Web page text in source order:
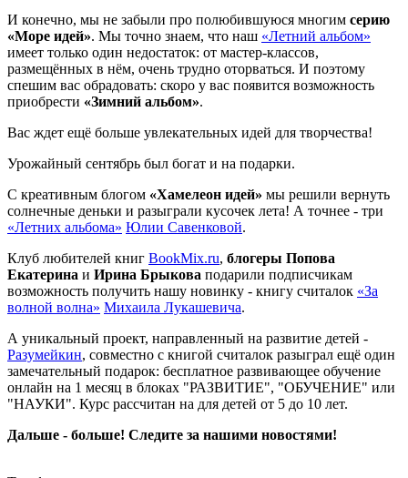
И конечно, мы не забыли про полюбившуюся многим серию
«Море идей». Мы точно знаем, что наш «Летний альбом»
имеет только один недостаток: от мастер-классов,
размещённых в нём, очень трудно оторваться. И поэтому
спешим вас обрадовать: скоро у вас появится возможность
приобрести «Зимний альбом».
Вас ждет ещё больше увлекательных идей для творчества!
Урожайный сентябрь был богат и на подарки.
С креативным блогом «Хамелеон идей» мы решили вернуть
солнечные деньки и разыграли кусочек лета! А точнее - три
«Летних альбома» Юлии Савенковой.
Клуб любителей книг BookMix.ru, блогеры Попова
Екатерина и Ирина Брыкова подарили подписчикам
возможность получить нашу новинку - книгу считалок «За
волной волна» Михаила Лукашевича.
А уникальный проект, направленный на развитие детей -
Разумейкин, совместно с книгой считалок разыграл ещё один
замечательный подарок: бесплатное развивающее обучение
онлайн на 1 месяц в блоках "РАЗВИТИЕ", "ОБУЧЕНИЕ" или
"НАУКИ". Курс рассчитан на для детей от 5 до 10 лет.
Дальше - больше! Следите за нашими новостями!